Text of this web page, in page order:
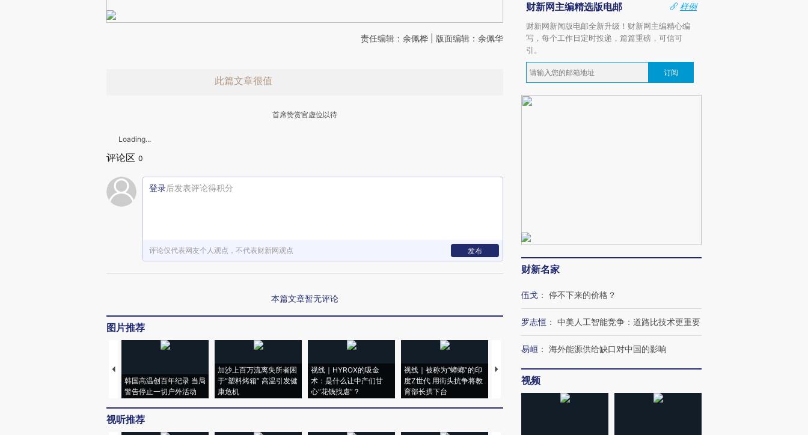
责任编辑：余佩桦 | 版面编辑：余佩华
此篇文章很值
首席赞赏官虚位以待
Loading...
评论区 0
登录后发表评论得积分
评论仅代表网友个人观点，不代表财新网观点 发布
本篇文章暂无评论
图片推荐
韩国高温创百年纪录 当局
警告停止一切户外活动
加沙上百万流离失所者困
于“塑料烤箱” 高温引发健
康危机
视线｜HYROX的吸金
术：是什么让中产们甘
心“花钱找虐”？
视线｜被称为“蟑螂”的印
度Z世代 用街头抗争将教
育部长拱下台
视线｜“入侵”还是“人道危
机”？难民潮撕裂西班牙
飞地休达
湖北宜昌局部短时降雨
4000人
哈尔滨遭遇短时极端强降
米
视听推荐
财新网主编精选版电邮
样例
财新网新闻版电邮全新升级！财新网主编精心编
写，每个工作日定时投递，篇篇重磅，可信可
引。
订阅
财新名家
伍戈 ： 停不下来的价格？
罗志恒 ： 中美人工智能竞争：道路比技术更重要
易峘 ： 海外能源供给缺口对中国的影响
视频